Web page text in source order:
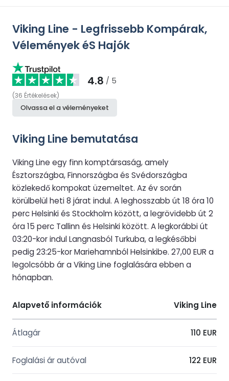
Viking Line - Legfrissebb Kompárak,
Vélemények éS Hajók
4.8 / 5
(36 Értékelések)
Olvassa el a véleményeket
Viking Line bemutatása
Viking Line egy finn komptársaság, amely
Észtországba, Finnországba és Svédországba
közlekedő kompokat üzemeltet. Az év során
körülbelül heti 8 járat indul. A leghosszabb út 18 óra 10
perc Helsinki és Stockholm között, a legrövidebb út 2
óra 15 perc Tallinn és Helsinki között. A legkorábbi út
03:20-kor indul Langnasból Turkuba, a legkésőbbi
pedig 23:25-kor Mariehamnból Helsinkibe. 27,00 EUR a
legolcsóbb ár a Viking Line foglalására ebben a
hónapban.
Alapvető információk Viking Line
Átlagár 110 EUR
Foglalási ár autóval 122 EUR